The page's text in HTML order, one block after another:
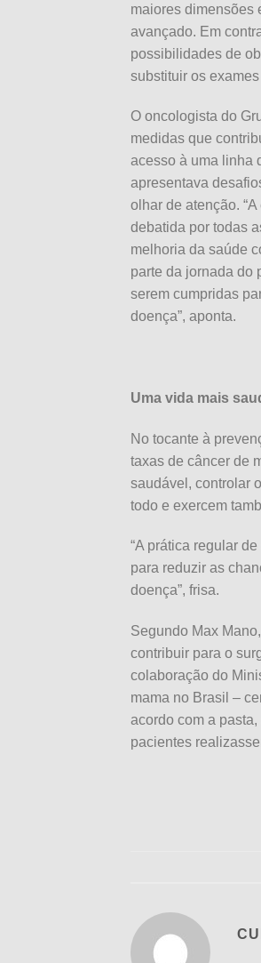
maiores dimensões
avançado. Em
possibilidades de
substituir os
O oncologista do
medidas que
acesso à uma linha
apresentava
olhar de atenção.
debatida por todas
melhoria da saúde
parte da jornada do
serem cumpridas
doença”, aponta.
Uma vida mais
No tocante à
taxas de câncer de
saudável, controlar
todo e exercem
“A prática regular
para reduzir as
doença”, frisa.
Segundo Max
contribuir para o
colaboração do
mama no Brasil –
acordo com a
pacientes